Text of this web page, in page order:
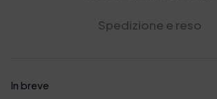
Spedizione e reso
In breve